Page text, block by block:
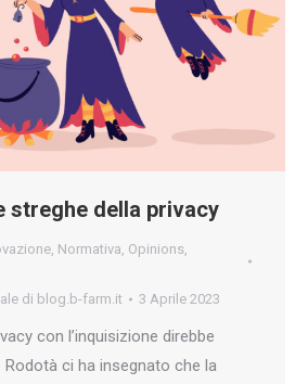
streghe della privacy
, Normativa, Opinions,
di blog.b-farm.it 3 Aprile 2023
con l’inquisizione direbbe
ci ha insegnato che la